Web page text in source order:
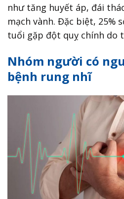
như tăng huyết áp, đái
mạch vành. Đặc biệt, 25%
tuổi gặp đột quỵ chính do
Nhóm người có
bệnh rung nhĩ